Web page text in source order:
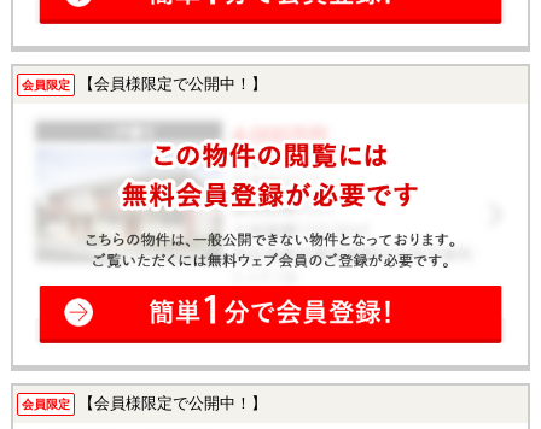
会員限定 【会員様限定で公開中！】
会員限定 【会員様限定で公開中！】